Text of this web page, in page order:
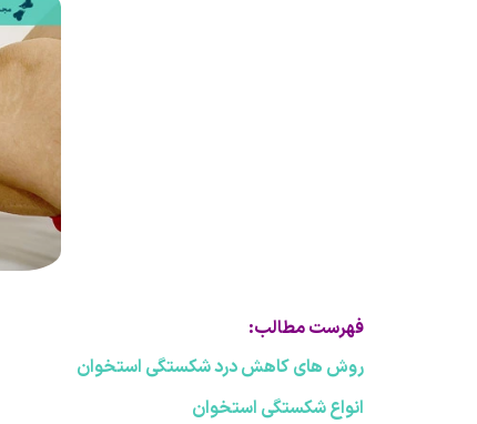
فهرست مطالب:
روش های کاهش درد شکستگی استخوان
انواع شکستگی استخوان